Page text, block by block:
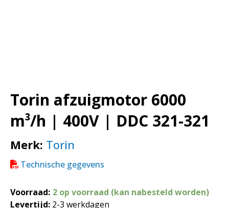
Torin afzuigmotor 6000
m³/h | 400V | DDC 321-321
Merk: Torin
Technische gegevens
Voorraad: 2 op voorraad (kan nabesteld worden)
Levertijd: 2-3 werkdagen